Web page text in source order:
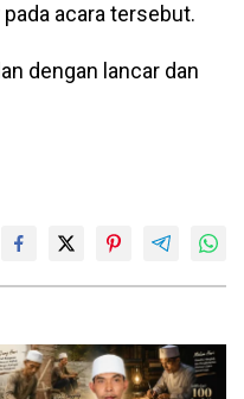
acara tersebut.
dengan lancar dan